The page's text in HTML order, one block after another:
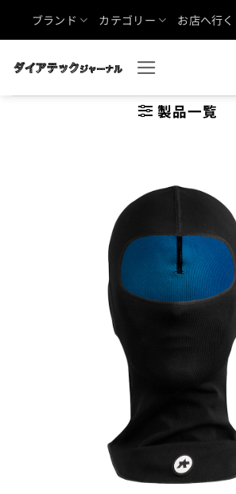
ブランド カテゴリー お店へ行く
製品一覧